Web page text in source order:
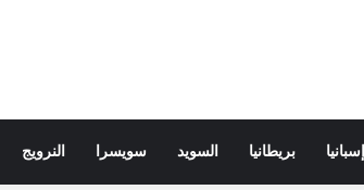
إسبانيا بريطانيا السويد سويسرا النرويج